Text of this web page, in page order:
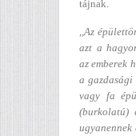
tájnak.
,,Az
azt a
az emberek
a
vagy fa
(burkolatú)